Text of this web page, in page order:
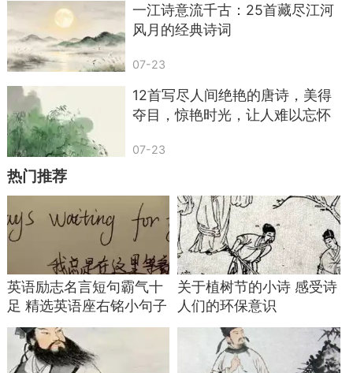
35. 老夫聊发少年狂，左牵黄，右擎苍。——
《江城子·密州出猎》
36. 人生如逆旅，我亦是行人。——《临江仙·
送钱穆父》
37. 且趁闲身未老，尽放我、些子疏狂。——
《满庭芳》
38. 诗酒趁年华。——《望江南·超然台作》
39. 小舟从此逝，江海寄余生。——《临江仙·
夜饮东坡醒复醉》
40. 有笔头千字，胸中万卷，致君尧舜，此事
何难。——《沁园春》
41. 休对故人思故国，且将新火试新茶。——
《望江南·超然台作》
一江诗意流千古：25首藏尽江河
风月的经典诗词
07-23
12首写尽人间绝艳的唐诗，美得
夺目，惊艳时光，让人难以忘怀
07-23
热门推荐
英语励志名言短句霸气十
足 精选英语座右铭小句子
关于植树节的小诗 感受诗
人们的环保意识